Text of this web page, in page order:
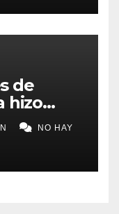
de
hizo
para
Santa
NO HAY